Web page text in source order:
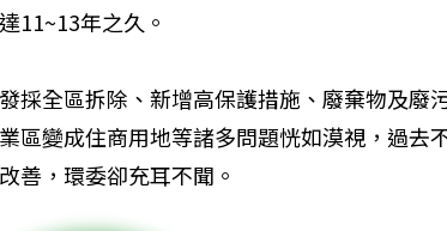
11~13年之久。
採全區拆除、新增高保護措施、廢棄物及廢
區變成住商用地等諸多問題恍如漠視，過去
善，環委卻充耳不聞。